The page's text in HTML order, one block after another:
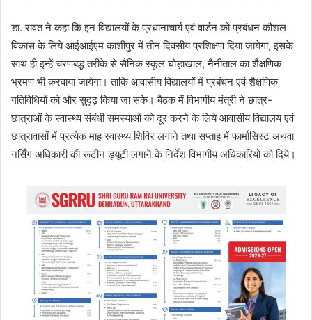
डा. रावत ने कहा कि इन विद्यालयों के प्रधानाचार्य एवं वार्डन को प्रबंधन कौशल
विकास के लिये आईआईएम काशीपुर में तीन दिवसीय प्रशिक्षण दिया जायेगा, इसके
साथ ही इन्हें चरणबद्ध तरीके से सैनिक स्कूल घोड़ाखाल, नैनीताल का शैक्षणिक
भ्रमण भी करवाया जायेगा। ताकि आवासीय विद्यालयों में प्रबंधन एवं शैक्षणिक
गतिविधियों को और सुदृढ़ किया जा सके। बैठक में विभागीय मंत्री ने छात्र-
छात्राओं के स्वास्थ्य संबंधी समस्याओं को दूर करने के लिये आवासीय विद्यालय एवं
छात्रावासों में प्रत्येक माह स्वास्थ्य शिविर लगाने तथा सप्ताह में फार्मासिस्ट अथवा
नर्सिंग अधिकारी की रूटीन ड्यूटी लगाने के निर्देश विभागीय अधिकारियों को दिये।